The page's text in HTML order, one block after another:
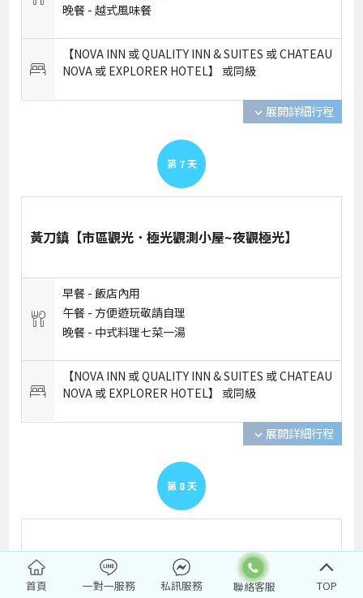
晚餐 -越式風味餐
【NOVA INN 或 QUALITY INN & SUITES 或 CHATEAU
NOVA 或 EXPLORER HOTEL】 或同級
expand_more 展開詳細行程
第 7 天
黃刀鎮【市區觀光．極光觀測小屋~夜觀極光】
早餐 -飯店內用
午餐 - 方便遊玩敬請自理
晚餐 - 中式料理七菜一湯
【NOVA INN 或 QUALITY INN & SUITES 或 CHATEAU
NOVA 或 EXPLORER HOTEL】 或同級
expand_more 展開詳細行程
第 8 天
黃刀鎮【狗拉雪橇．極光觀測小屋~夜觀極光】
首頁 一對一服務 私訊服務 TOP